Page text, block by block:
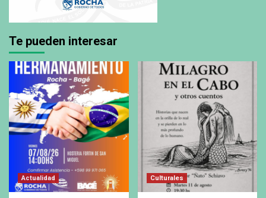
Te pueden interesar
Actualidad Culturales